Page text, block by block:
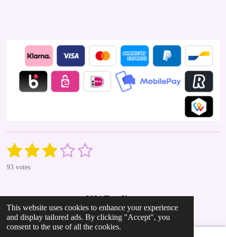
This website uses cookies to enhance your experience
and display tailored ads. By clicking "Accept", you
consent to the use of all the cookies.
R
t
:
2
1
s
a
r
2
s
a
r
s
3
a
r
s
4
a
r
s
5
a
r
s
r
t
i
n
93 votes
2024 Tess Shop